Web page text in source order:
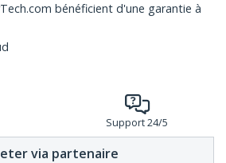
bénéficient d'une garantie à
Support 24/5
via partenaire